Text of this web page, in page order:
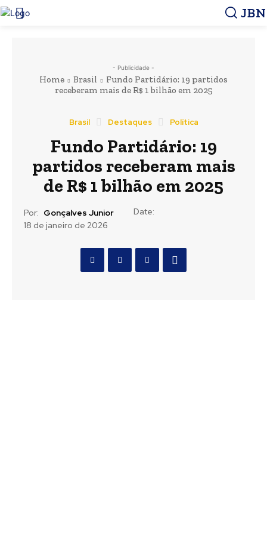
JBN
- Publicidade -
Home Brasil
Fundo Partidário: 19 partidos
receberam mais de R$ 1 bilhão em 2025
Brasil Destaques Política
Fundo Partidário: 19
partidos receberam mais
de R$ 1 bilhão em 2025
Por: Gonçalves Junior
Date:
18 de janeiro de 2026